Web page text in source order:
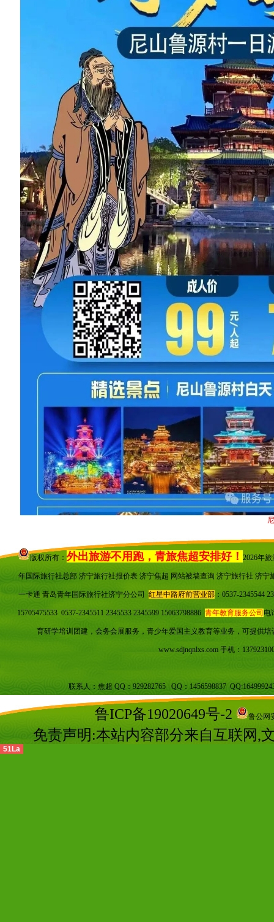
版权所有： 外出旅游不用跑，青旅焦超安排好！ 2026年
年国际旅行社总部 济宁旅行社报价表 济宁焦超 网站被墙查询 济宁旅行社 济宁
一卡通 青岛青年国际旅行社济宁分公司 红星中路府前营业部：0537-2345544
15705475533 0537-2345511 2345533 2345599 15063798886 青年教育服务公司 电
育研学培训团建，会务会展服务，青少年爱国主义教育等业务，可提供
www.sdjnqnlxs.com手机：
联系人：焦超 QQ：929282765 QQ：1456598837
鲁ICP备19020649号-2 鲁公网
免责声明:本站内容部分来自互联网,
51La